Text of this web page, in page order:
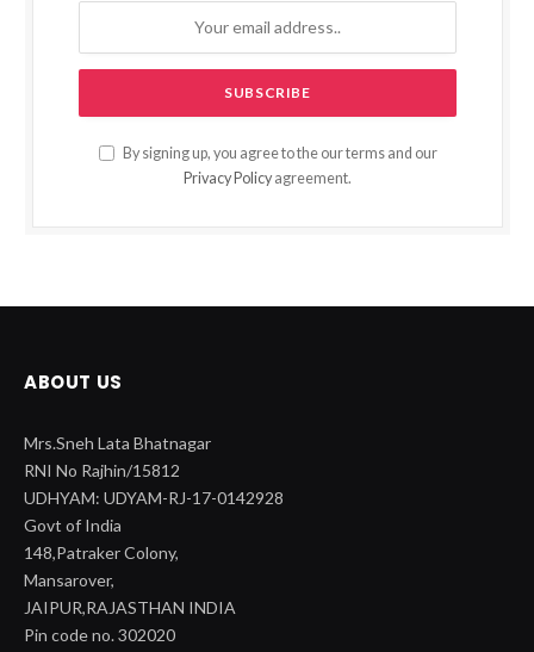
By signing up, you agree to the our terms and our
Privacy Policy agreement.
ABOUT US
Mrs.Sneh Lata Bhatnagar
RNI No Rajhin/15812
UDHYAM: UDYAM-RJ-17-0142928
Govt of India
148,Patraker Colony,
Mansarover,
JAIPUR,RAJASTHAN INDIA
Pin code no. 302020